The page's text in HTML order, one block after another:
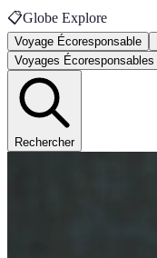
📋Globe Explore
Voyage Écoresponsable
Voyages Écoresponsables
Rechercher